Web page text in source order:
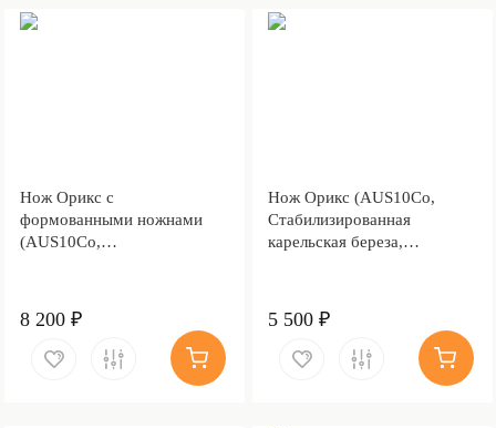
Нож Орикс с
формованными ножнами
(AUS10Co,
Обработка клинка
Stonewash)
8 200 ₽
Нож Орикс (AUS10Co,
Стабилизированная
карельская береза,
5 500 ₽